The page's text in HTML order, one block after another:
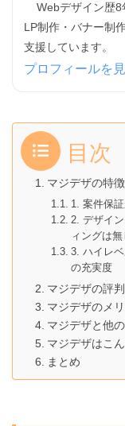
Webデザイン歴8
LP制作・バナー制
支援しています。
プロフィールを
目次
マジデザの特徴
1. 案件保
2. デザイ
ィングは無
3. ハイレ
の充実度
マジデザの評
マジデザのメ
マジデザと他
マジデザはこ
まとめ